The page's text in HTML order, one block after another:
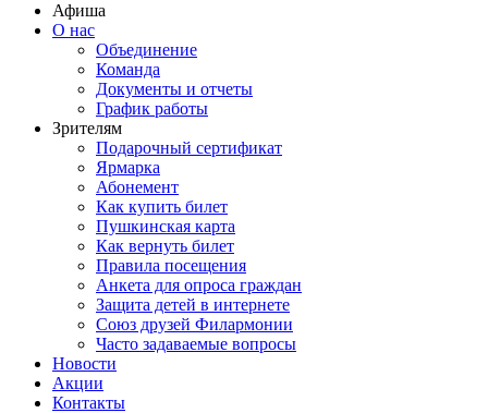
Афиша
О нас
Объединение
Команда
Документы и отчеты
График работы
Зрителям
Подарочный сертификат
Ярмарка
Абонемент
Как купить билет
Пушкинская карта
Как вернуть билет
Правила посещения
Анкета для опроса граждан
Защита детей в интернете
Союз друзей Филармонии
Часто задаваемые вопросы
Новости
Акции
Контакты